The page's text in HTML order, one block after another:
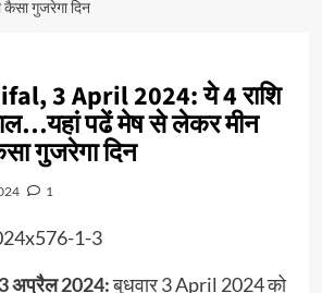
कैसा गुजरेगा दिन
3 April 2024: ये 4 राशि
पढें मेष से लेकर मीन
गुजरेगा दिन
1
अप्रैल 2024:बुधवार 3 April 2024 को